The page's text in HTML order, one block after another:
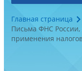
Главная страница
Письма ФНС России,
применения